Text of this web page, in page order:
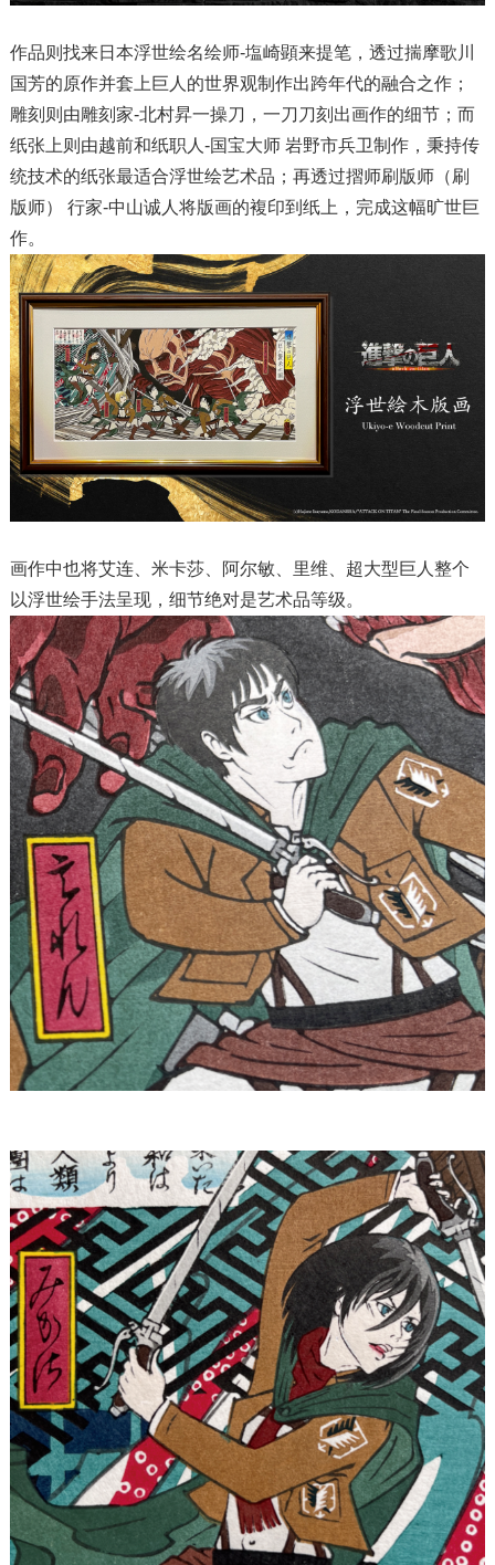
作品则找来日本浮世绘名绘师-塩崎顕来提笔，透过揣摩歌川
国芳的原作并套上巨人的世界观制作出跨年代的融合之作；
雕刻则由雕刻家-北村昇一操刀，一刀刀刻出画作的细节；而
纸张上则由越前和纸职人-国宝大师 岩野市兵卫制作，秉持传
统技术的纸张最适合浮世绘艺术品；再透过摺师刷版师（刷
版师） 行家-中山诚人将版画的複印到纸上，完成这幅旷世巨
作。
画作中也将艾连、米卡莎、阿尔敏、里维、超大型巨人整个
以浮世绘手法呈现，细节绝对是艺术品等级。